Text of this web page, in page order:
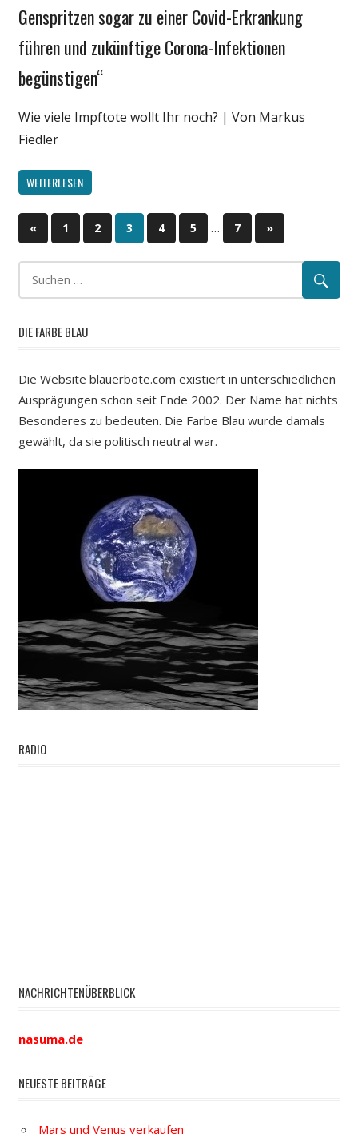
Politik
Wirtschaft
Wissenschaft
Genspritzen sogar zu einer Covid-Erkrankung
führen und zukünftige Corona-Infektionen
begünstigen“
Wie viele Impftote wollt Ihr noch? | Von Markus
Fiedler
WEITERLESEN
Beitragsnavigation
«Vorherige
Beiträge
1 2 3 4 5 … 7
Nächste
Beiträge
»
DIE FARBE BLAU
Die Website blauerbote.com existiert in unterschiedlichen
Ausprägungen schon seit Ende 2002. Der Name hat nichts
Besonderes zu bedeuten. Die Farbe Blau wurde damals
gewählt, da sie politisch neutral war.
RADIO
NACHRICHTENÜBERBLICK
nasuma.de
NEUESTE BEITRÄGE
Mars und Venus verkaufen